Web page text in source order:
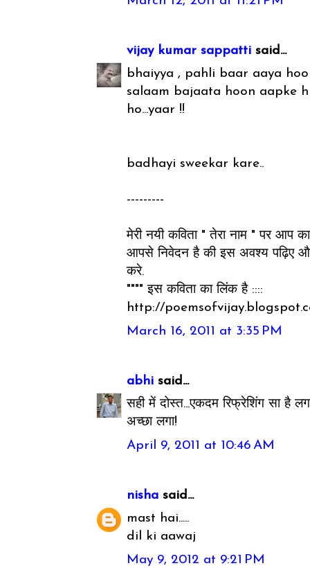
vijay kumar sappatti said...
bhaiyya , pahli baar aaya
salaam bajaata hoon aapke
ho...yaar !!
badhayi sweekar kare..
---------
मेरी नयी कविता " तेरा नाम " पर आप
आपसे निवेदन है की इस अवश्य पढ़िए
करे.
"""" इस कविता का लिंक है ::::
http://
March 16, 2011 at 3:35 PM
abhi said...
सही में दोस्त...एकदम रिफ्रेशिंग सा है
अच्छा लगा!
April 9, 2011 at 10:46 AM
nisha said...
mast hai.....
dil ki aawaj
May 9, 2012 at 9:21 PM